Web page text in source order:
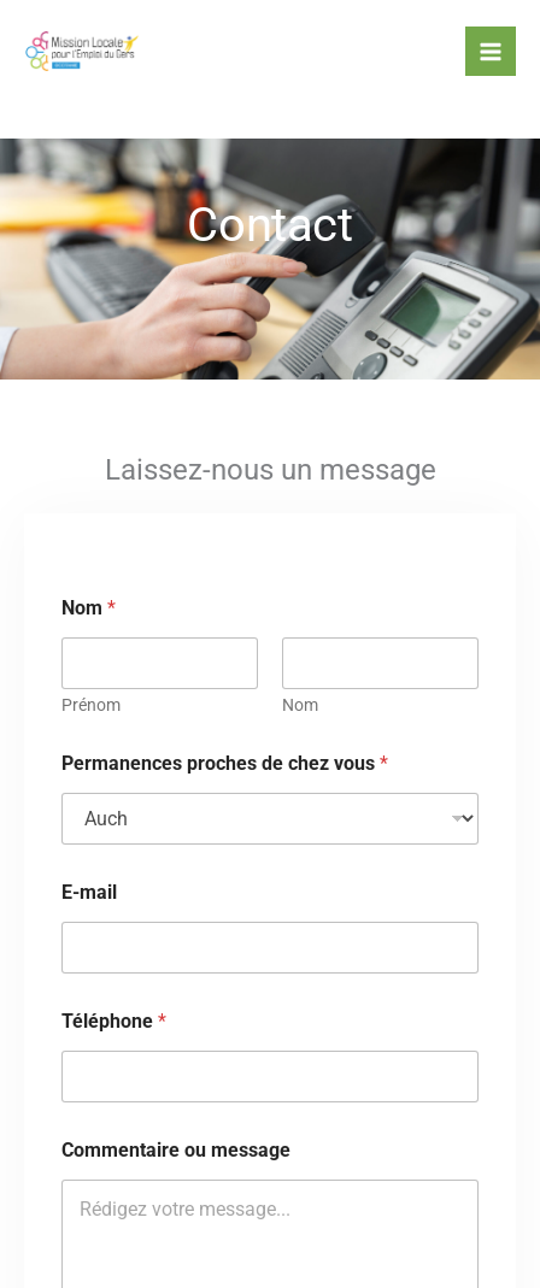
contenu
Contact
Laissez-nous un message
Nom *
Prénom Nom
Permanences proches de chez vous *
E-mail
Téléphone *
Commentaire ou message